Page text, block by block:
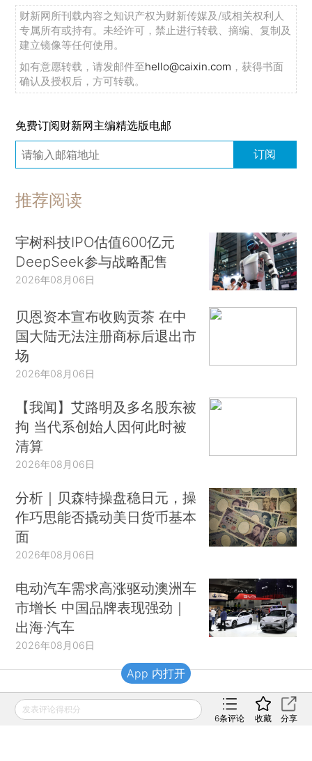
财新网所刊载内容之知识产权为财新传媒及/或相关权利人
专属所有或持有。未经许可，禁止进行转载、摘编、复制及
建立镜像等任何使用。
如有意愿转载，请发邮件至hello@caixin.com ，获得书面
确认及授权后，方可转载。
免费订阅财新网主编精选版电邮
订阅
推荐阅读
宇树科技IPO估值600亿元
DeepSeek参与战略配售
2026年08月06日
贝恩资本宣布收购贡茶 在中
国大陆无法注册商标后退出市
场
2026年08月06日
【我闻】艾路明及多名股东被
拘 当代系创始人因何此时被
清算
2026年08月06日
分析｜贝森特操盘稳日元，操
作巧思能否撬动美日货币基本
面
2026年08月06日
电动汽车需求高涨驱动澳洲车
市增长 中国品牌表现强劲｜
出海·汽车
2026年08月06日
财新移动
发表评论得积分
6条评论 收藏 分享
App 内打开